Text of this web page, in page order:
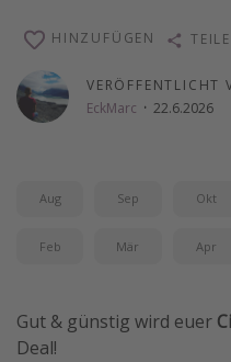
Disneyland Paris
Roadtrips
Wochenendtrip
Hotels in Hamburg
Hotels am Achensee
VERÖFFENTLICHT
EckMarc · 22.6.2026
HINZUFÜGEN
Aug Sep Okt
Feb Mär Apr
Gut & günstig wird euer
Deal!